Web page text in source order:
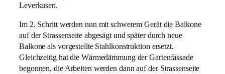
Leverkusen.
Im 2. Schritt werden nun mit schwerem Gerät die Balkone
auf der Strassenseite abgesägt und später durch neue
Balkone als vorgestellte Stahlkonstruktion ersetzt.
Gleichzeitig hat die Wärmedämmung der Gartenfassade
begonnen, die Arbeiten werden dann auf der Strassenseite